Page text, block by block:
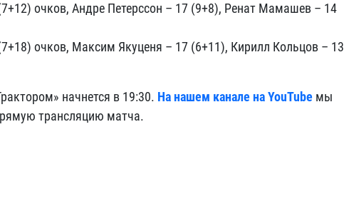
очков, Андре Петерссон – 17 (9+8), Ренат Мамашев – 14
очков, Максим Якуценя – 17 (6+11), Кирилл Кольцов – 13
начнется в 19:30. На нашем канале на YouTube мы
трансляцию матча.